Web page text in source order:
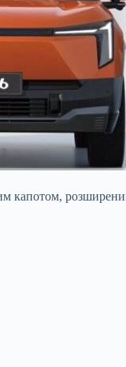
капотом,